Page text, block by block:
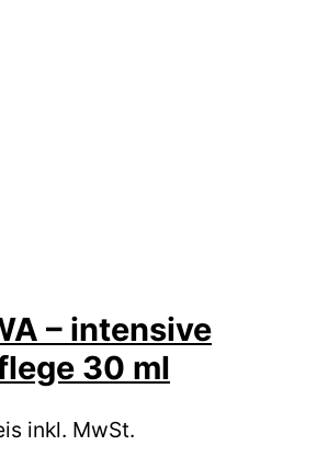
– intensive
30 ml
inkl. MwSt.